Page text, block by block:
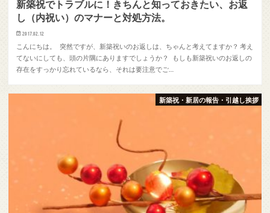
新築祝でトラブルに！きちんと知っておきたい、お返
し（内祝い）のマナーと対処方法。
2017.02.12
こんにちは。 突然ですが、新築祝いのお返しは、ちゃんと考えてますか？ 考え
てないにしても、頭の片隅にありますでしょうか？ もしも新築祝いのお返しの
存在をすっかり忘れているなら、それは要注意でご…
新築祝・新居の報告・引越し挨拶